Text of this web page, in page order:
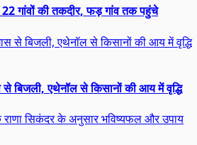
गांवों की तकदीर, फड़ गांव तक पहुंचे
से बिजली, एथेनॉल से किसानों की आय में वृद्धि